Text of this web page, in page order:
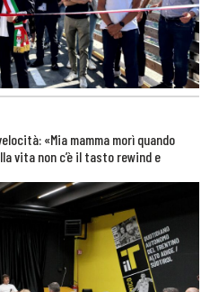
«Mia mamma morì quando
vita non c’è il tasto rewind e